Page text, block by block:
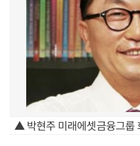
▲ 박현주 미래에셋금융그룹